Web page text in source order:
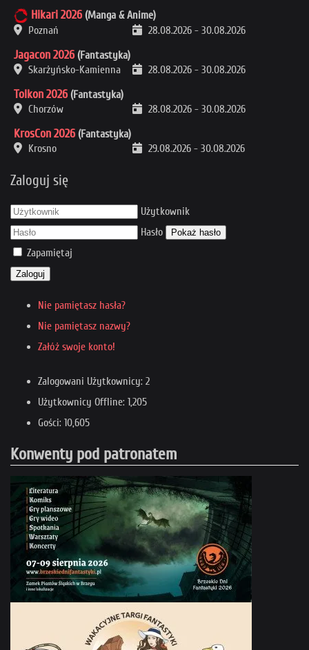
Hikari 2026 (Manga & Anime)
Poznań
28.08.2026 - 30.08.2026
Jagacon 2026 (Fantastyka)
Skarżyńsko-Kamienna
28.08.2026 - 30.08.2026
Tolkon 2026 (Fantastyka)
Chorzów
28.08.2026 - 30.08.2026
KrosCon 2026 (Fantastyka)
Krosno
29.08.2026 - 30.08.2026
Zaloguj się
Użytkownik
Hasło
Pokaż hasło
Zapamiętaj
Zaloguj
Nie pamiętasz hasła?
Nie pamiętasz nazwy?
Załóż swoje konto!
Zalogowani Użytkownicy: 2
Użytkownicy Offline: 1,205
Gości: 10,605
Konwenty pod patronatem